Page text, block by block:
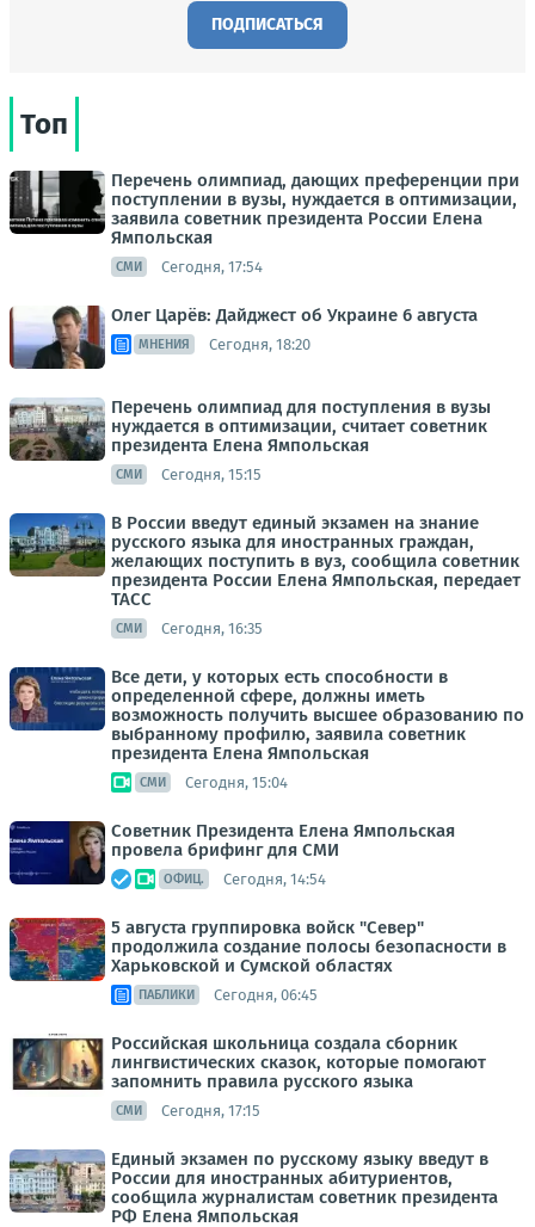
ПОДПИСАТЬСЯ
Топ
Перечень олимпиад, дающих преференции при
поступлении в вузы, нуждается в оптимизации,
заявила советник президента России Елена
Ямпольская
СМИ Сегодня, 17:54
Олег Царёв: Дайджест об Украине 6 августа
МНЕНИЯ Сегодня, 18:20
Перечень олимпиад для поступления в вузы
нуждается в оптимизации, считает советник
президента Елена Ямпольская
СМИ Сегодня, 15:15
В России введут единый экзамен на знание
русского языка для иностранных граждан,
желающих поступить в вуз, сообщила советник
президента России Елена Ямпольская, передает
ТАСС
СМИ Сегодня, 16:35
Все дети, у которых есть способности в
определенной сфере, должны иметь
возможность получить высшее образованию по
выбранному профилю, заявила советник
президента Елена Ямпольская
СМИ Сегодня, 15:04
Советник Президента Елена Ямпольская
провела брифинг для СМИ
ОФИЦ. Сегодня, 14:54
5 августа группировка войск "Север"
продолжила создание полосы безопасности в
Харьковской и Сумской областях
ПАБЛИКИ Сегодня, 06:45
Российская школьница создала сборник
лингвистических сказок, которые помогают
запомнить правила русского языка
СМИ Сегодня, 17:15
Единый экзамен по русскому языку введут в
России для иностранных абитуриентов,
сообщила журналистам советник президента
РФ Елена Ямпольская